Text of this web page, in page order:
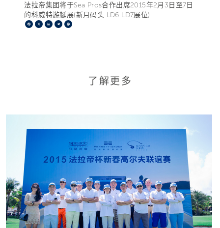
法拉帝集团将于Sea Pros合作出席2015年2月3日至7日
的科威特游艇展(新月码头 LD6 LD7展位)
Facebook
X LinkedIn
Telegram
了解更多